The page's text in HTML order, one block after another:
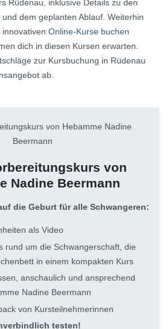
Rüdenau, inklusive Details zu den
dem geplanten Ablauf. Weiterhin
Online-Kurse buchen
dich in diesen Kursen erwarten.
zur Kursbuchung in Rüdenau
ab.
von
Nadine Beermann
die Geburt für alle Schwangeren:
als Video
rund um die Schwangerschaft, die
in einem kompakten Kurs
anschaulich und ansprechend
Nadine Beermann
von Kursteilnehmerinnen
testen!